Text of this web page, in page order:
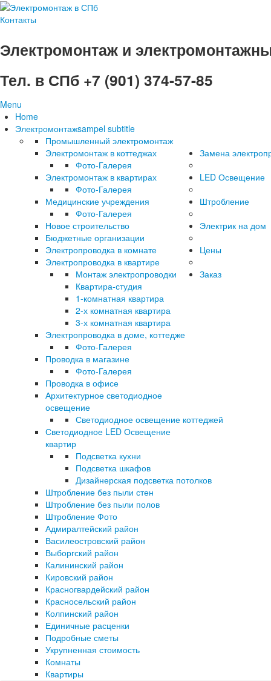
Контакты
Электромонтаж и
Тел. в СПб +7 (901) 374-57-85
Menu
Home
Электромонтажsampel subtitle
Промышленный электромонтаж
Электромонтаж в коттеджах
Фото-Галерея
Электромонтаж в квартирах
Фото-Галерея
Медицинские учреждения
Фото-Галерея
Новое строительство
Бюджетные организации
Замена
Электропроводка в комнате
Электропроводка в квартире
Монтаж электропроводки
Квартира-студия
1-комнатная квартира
2-х комнатная квартира
3-х комнатная квартира
Электропроводка в доме, коттедже
Фото-Галерея
Проводка в магазине
Фото-Галерея
Проводка в офисе
LED Освещение
Архитектурное светодиодное
освещение
Светодиодное освещение коттеджей
Светодиодное LED Освещение
квартир
Подсветка кухни
Подсветка шкафов
Дизайнерская подсветка потолков
Штробление
Штробление без пыли стен
Штробление без пыли полов
Штробление Фото
Электрик на дом
Адмиралтейский район
Василеостровский район
Выборгский район
Калининский район
Кировский район
Красногвардейский район
Красносельский район
Колпинский район
Цены
Единичные расценки
Подробные сметы
Укрупненная стоимость
Комнаты
Квартиры
Заказ